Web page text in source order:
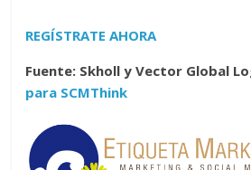
REGÍSTRATE AHORA
Fuente: Skholl y Vector Global
para SCMThink